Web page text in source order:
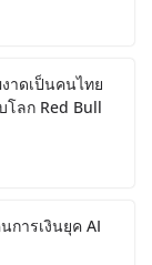
าดเป็นคนไทย
ลก Red Bull
การเงินยุค AI